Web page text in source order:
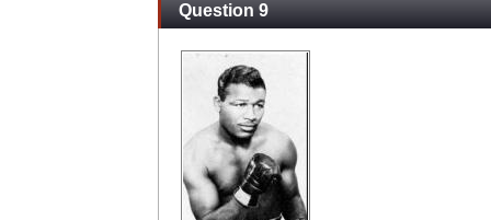
Question 9